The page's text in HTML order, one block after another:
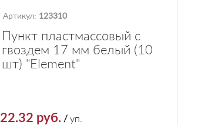
Артикул: 123310
Пункт пластмассовый с
гвоздем 17 мм белый (10
шт) "Element"
22.32 руб./ уп.